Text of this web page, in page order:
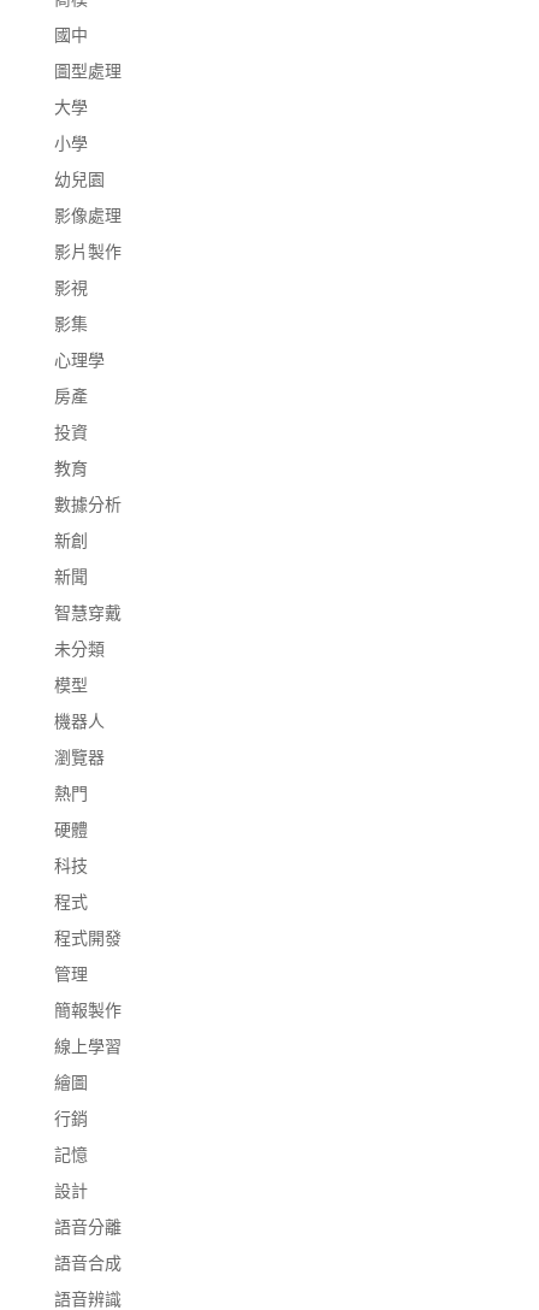
國中
圖型處理
大學
小學
幼兒園
影像處理
影片製作
影視
影集
心理學
房產
投資
教育
數據分析
新創
新聞
智慧穿戴
未分類
模型
機器人
瀏覽器
熱門
硬體
科技
程式
程式開發
管理
簡報製作
線上學習
繪圖
行銷
記憶
設計
語音分離
語音合成
語音辨識